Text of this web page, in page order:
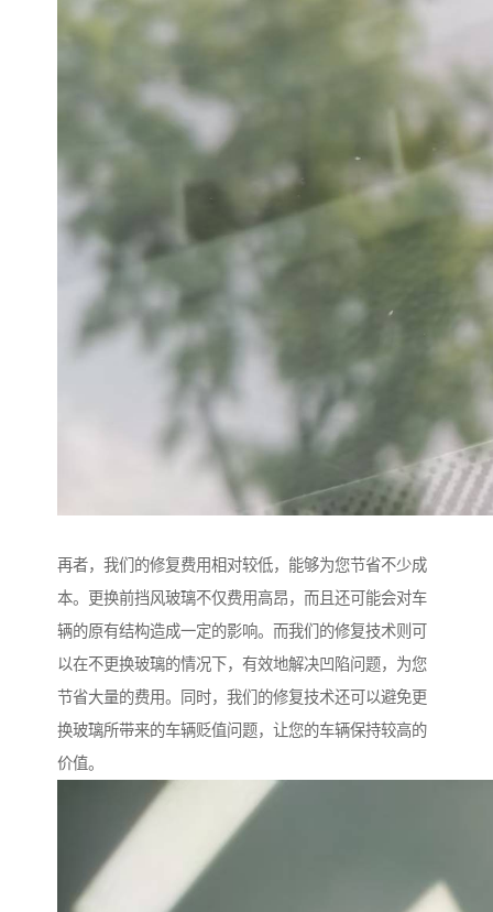
再者，我们的修复费用相对较低，能够为您节省不少成
本。更换前挡风玻璃不仅费用高昂，而且还可能会对车
辆的原有结构造成一定的影响。而我们的修复技术则可
以在不更换玻璃的情况下，有效地解决凹陷问题，为您
节省大量的费用。同时，我们的修复技术还可以避免更
换玻璃所带来的车辆贬值问题，让您的车辆保持较高的
价值。